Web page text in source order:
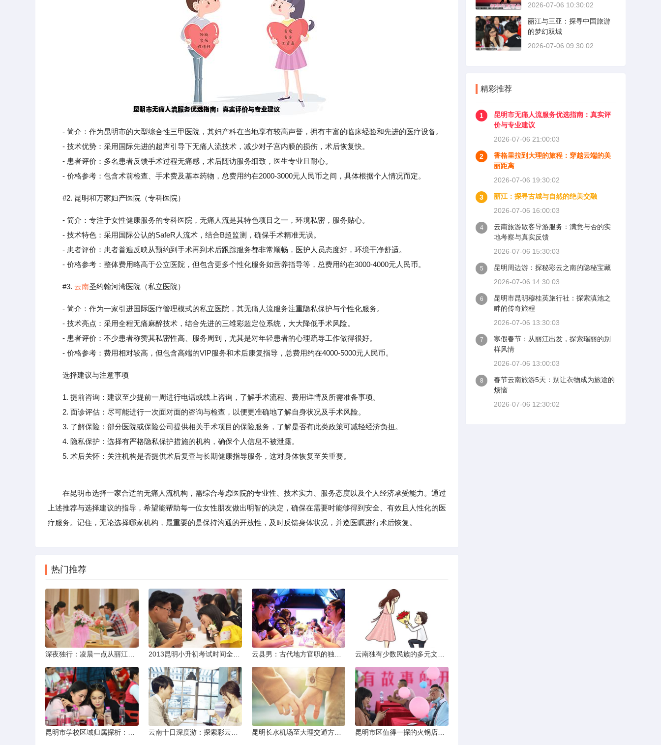
- 简介：作为昆明市的大型综合性三甲医院，其妇产科在当地享有较高声誉，拥有丰富的临床经验和先进的医疗设备。
- 技术优势：采用国际先进的超声引导下无痛人流技术，减少对子宫内膜的损伤，术后恢复快。
- 患者评价：多名患者反馈手术过程无痛感，术后随访服务细致，医生专业且耐心。
- 价格参考：包含术前检查、手术费及基本药物，总费用约在2000-3000元人民币之间，具体根据个人情况而定。
#2. 昆明和万家妇产医院（专科医院）
- 简介：专注于女性健康服务的专科医院，无痛人流是其特色项目之一，环境私密，服务贴心。
- 技术特色：采用国际公认的SafeR人流术，结合B超监测，确保手术精准无误。
- 患者评价：患者普遍反映从预约到手术再到术后跟踪服务都非常顺畅，医护人员态度好，环境干净舒适。
- 价格参考：整体费用略高于公立医院，但包含更多个性化服务如营养指导等，总费用约在3000-4000元人民币。
#3. 云南圣约翰河湾医院（私立医院）
- 简介：作为一家引进国际医疗管理模式的私立医院，其无痛人流服务注重隐私保护与个性化服务。
- 技术亮点：采用全程无痛麻醉技术，结合先进的三维彩超定位系统，大大降低手术风险。
- 患者评价：不少患者称赞其私密性高、服务周到，尤其是对年轻患者的心理疏导工作做得很好。
- 价格参考：费用相对较高，但包含高端的VIP服务和术后康复指导，总费用约在4000-5000元人民币。
选择建议与注意事项
1. 提前咨询：建议至少提前一周进行电话或线上咨询，了解手术流程、费用详情及所需准备事项。
2. 面诊评估：尽可能进行一次面对面的咨询与检查，以便更准确地了解自身状况及手术风险。
3. 了解保险：部分医院或保险公司提供相关手术项目的保险服务，了解是否有此类政策可减轻经济负担。
4. 隐私保护：选择有严格隐私保护措施的机构，确保个人信息不被泄露。
5. 术后关怀：关注机构是否提供术后复查与长期健康指导服务，这对身体恢复至关重要。
在昆明市选择一家合适的无痛人流机构，需综合考虑医院的专业性、技术实力、服务态度以及个人经济承受能力。通过
上述推荐与选择建议的指导，希望能帮助每一位女性朋友做出明智的决定，确保在需要时能够得到安全、有效且人性化的医
疗服务。记住，无论选择哪家机构，最重要的是保持沟通的开放性，及时反馈身体状况，并遵医嘱进行术后恢复。
热门推荐
2026-07-06 10:30:02
丽江与三亚：探寻中国旅游
的梦幻双城
2026-07-06 09:30:02
精彩推荐
1
昆明市无痛人流服务优选指南：真实评
价与专业建议
2026-07-06 21:00:03
2
香格里拉到大理的旅程：穿越云端的美
丽距离
2026-07-06 19:30:02
3
丽江：探寻古城与自然的绝美交融
2026-07-06 16:00:03
4
云南旅游散客导游服务：满意与否的实
地考察与真实反馈
2026-07-06 15:30:03
5
昆明周边游：探秘彩云之南的隐秘宝藏
2026-07-06 14:30:03
6
昆明市昆明穆桂英旅行社：探索滇池之
畔的传奇旅程
2026-07-06 13:30:03
7
寒假春节：从丽江出发，探索瑞丽的别
样风情
2026-07-06 13:00:03
8
春节云南旅游5天：别让衣物成为旅途的
烦恼
2026-07-06 12:30:02